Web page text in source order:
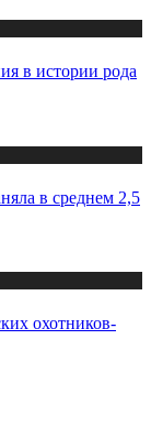
в истории рода
в среднем 2,5
охотников-